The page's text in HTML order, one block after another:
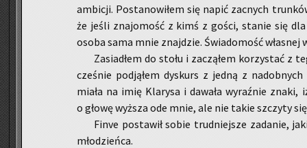
am­bi­cji. Po­sta­no­wi­łem się napić za­cnych
że jeśli zna­jo­mość z kimś z gości, sta­nie się
osoba sama mnie znaj­dzie. Świa­do­mość wła­snej
Za­sia­dłem do stołu i za­czą­łem ko­rzy­stać z
cze­śnie pod­ją­łem dys­kurs z jedną z
miała na imię Kla­ry­sa i da­wa­ła wy­raź­nie znaki,
o głowę wyż­sza ode mnie, ale nie takie szczy­ty
Finve po­sta­wił sobie trud­niej­sze za­da­nie,
mło­dzień­ca.